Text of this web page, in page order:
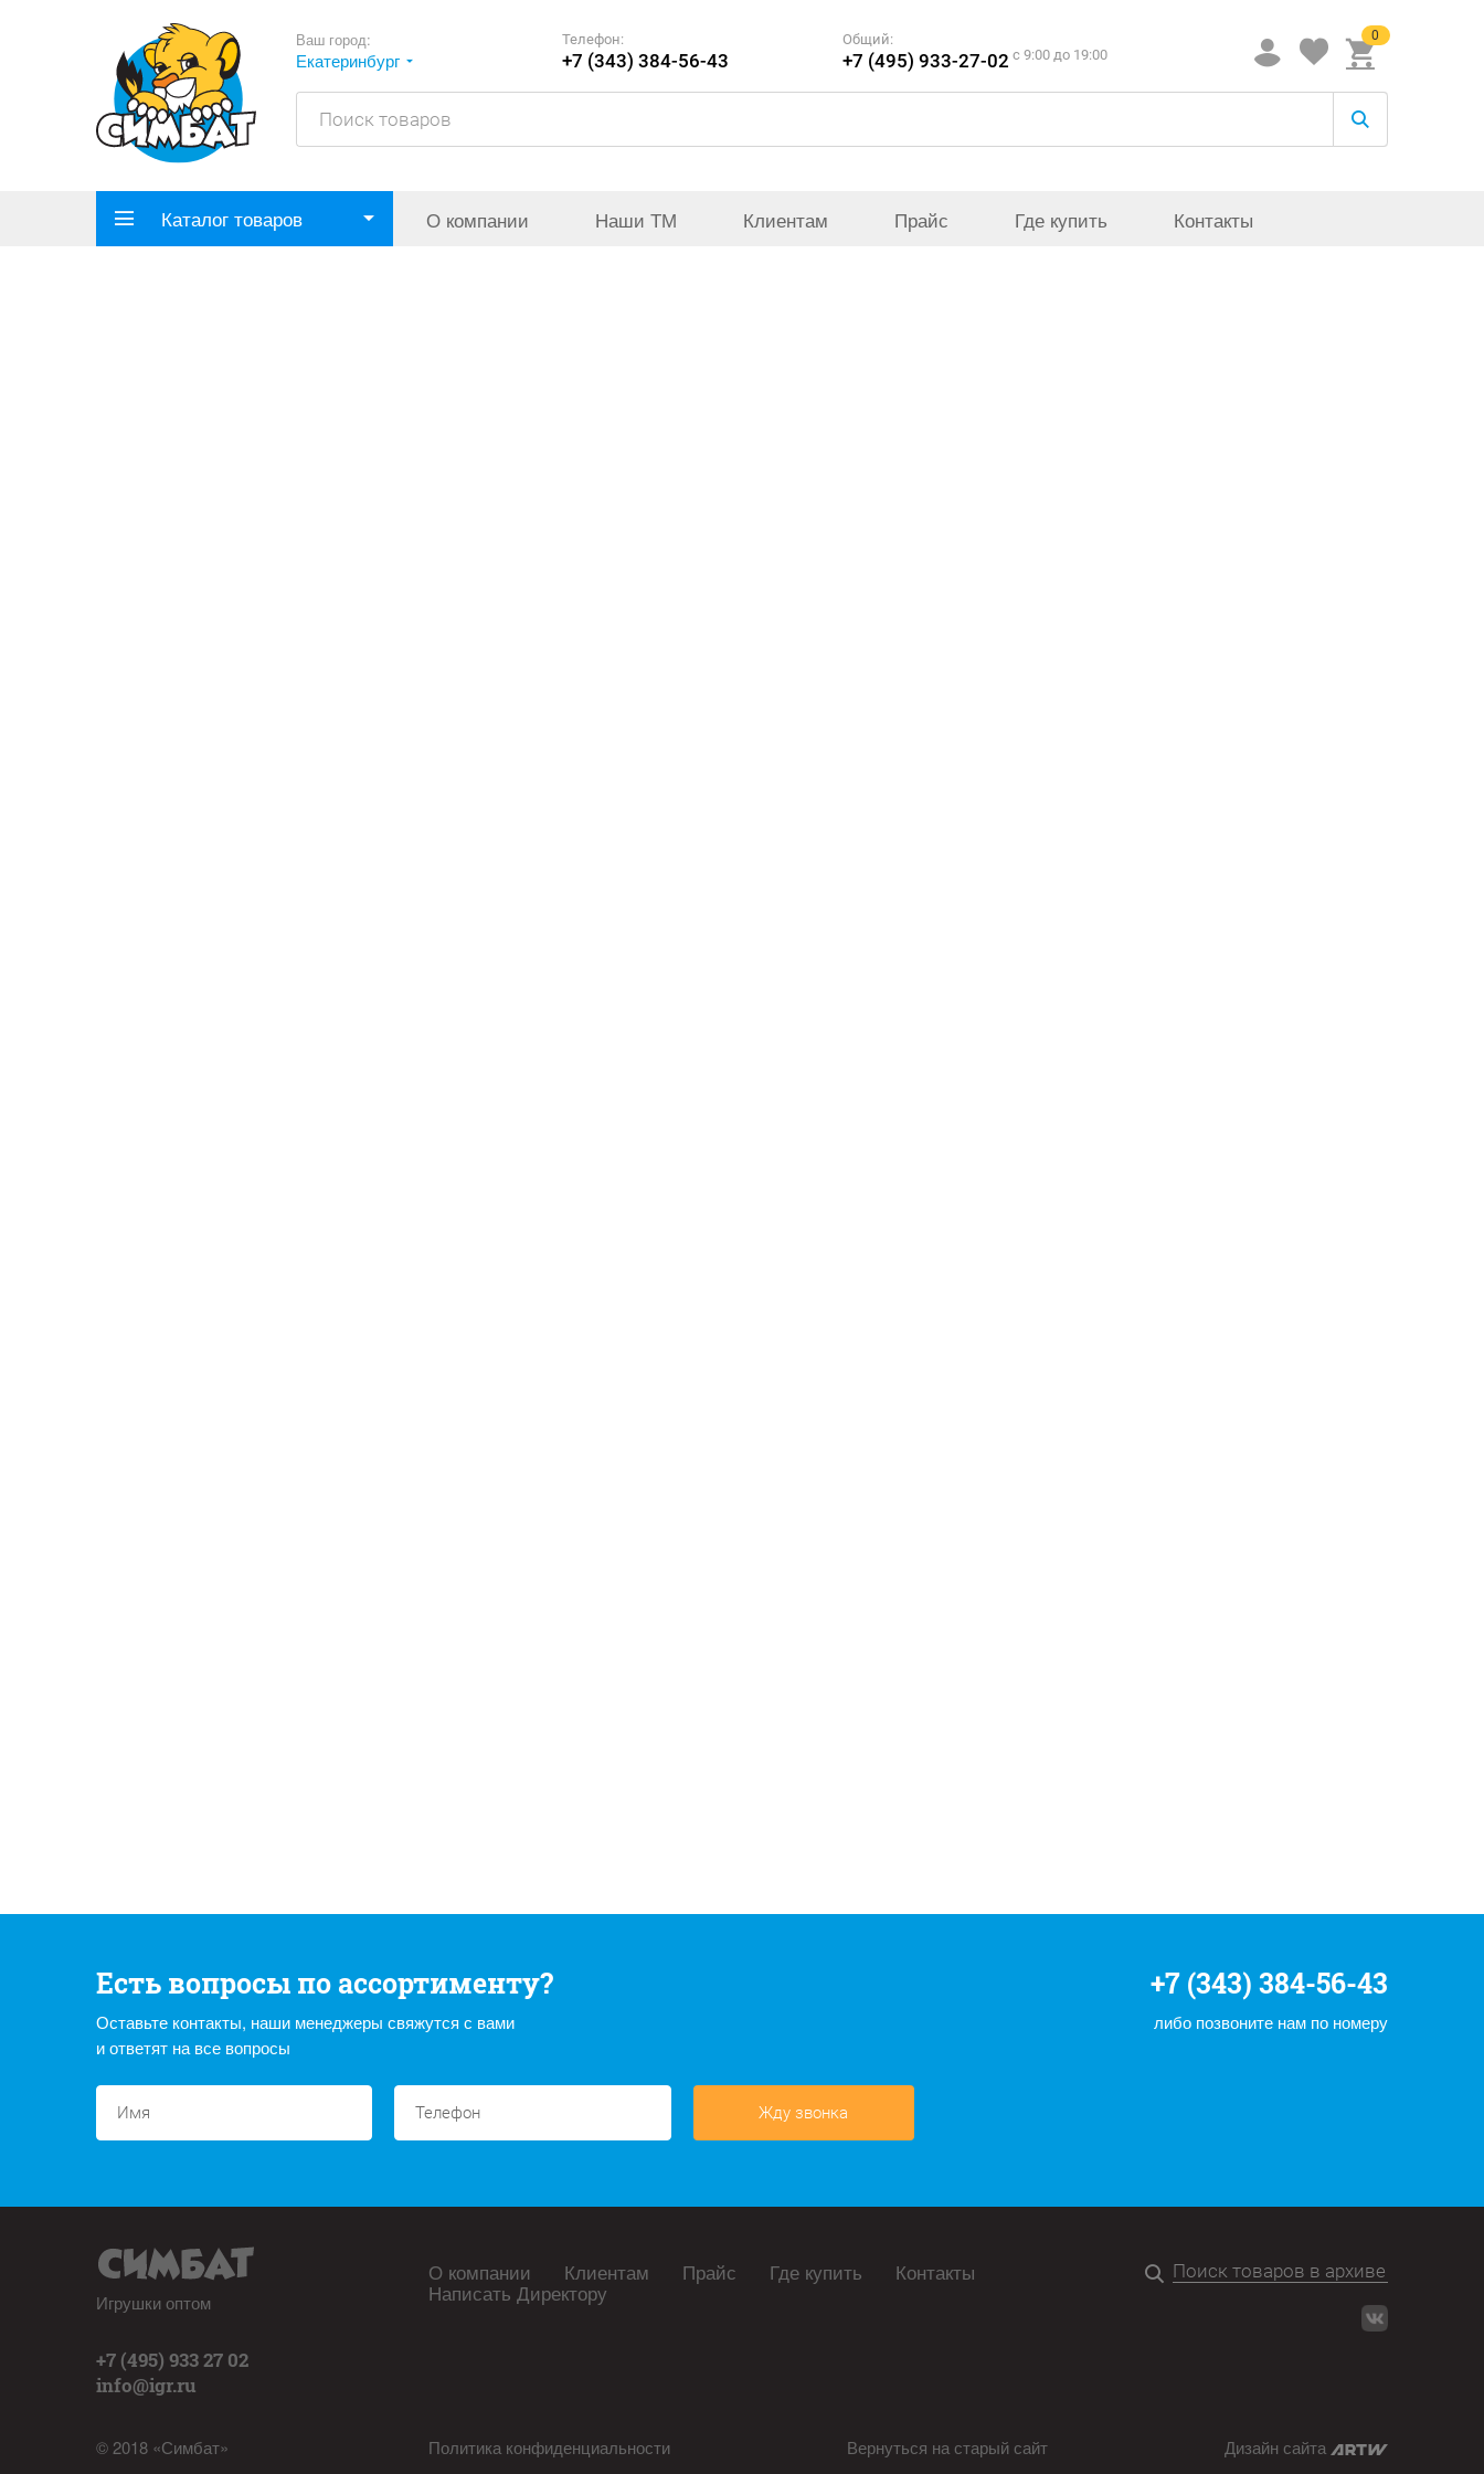
Ваш город:
Екатеринбург
Телефон:
+7 (343) 384-56-43
Общий:
+7 (495) 933-27-02 c 9:00 до 19:00
0
Каталог товаров О компании Наши ТМ Клиентам Прайс Где купить Контакты
Есть вопросы по ассортименту?
Оставьте контакты, наши менеджеры свяжутся с вами
и ответят на все вопросы
+7 (343) 384-56-43
либо позвоните нам по номеру
Жду звонка
Игрушки оптом
+7 (495) 933 27 02
info@igr.ru
© 2018 «Симбат»
О компании Клиентам Прайс Где купить Контакты
Написать Директору
Политика конфиденциальности Вернуться на старый сайт Дизайн сайта